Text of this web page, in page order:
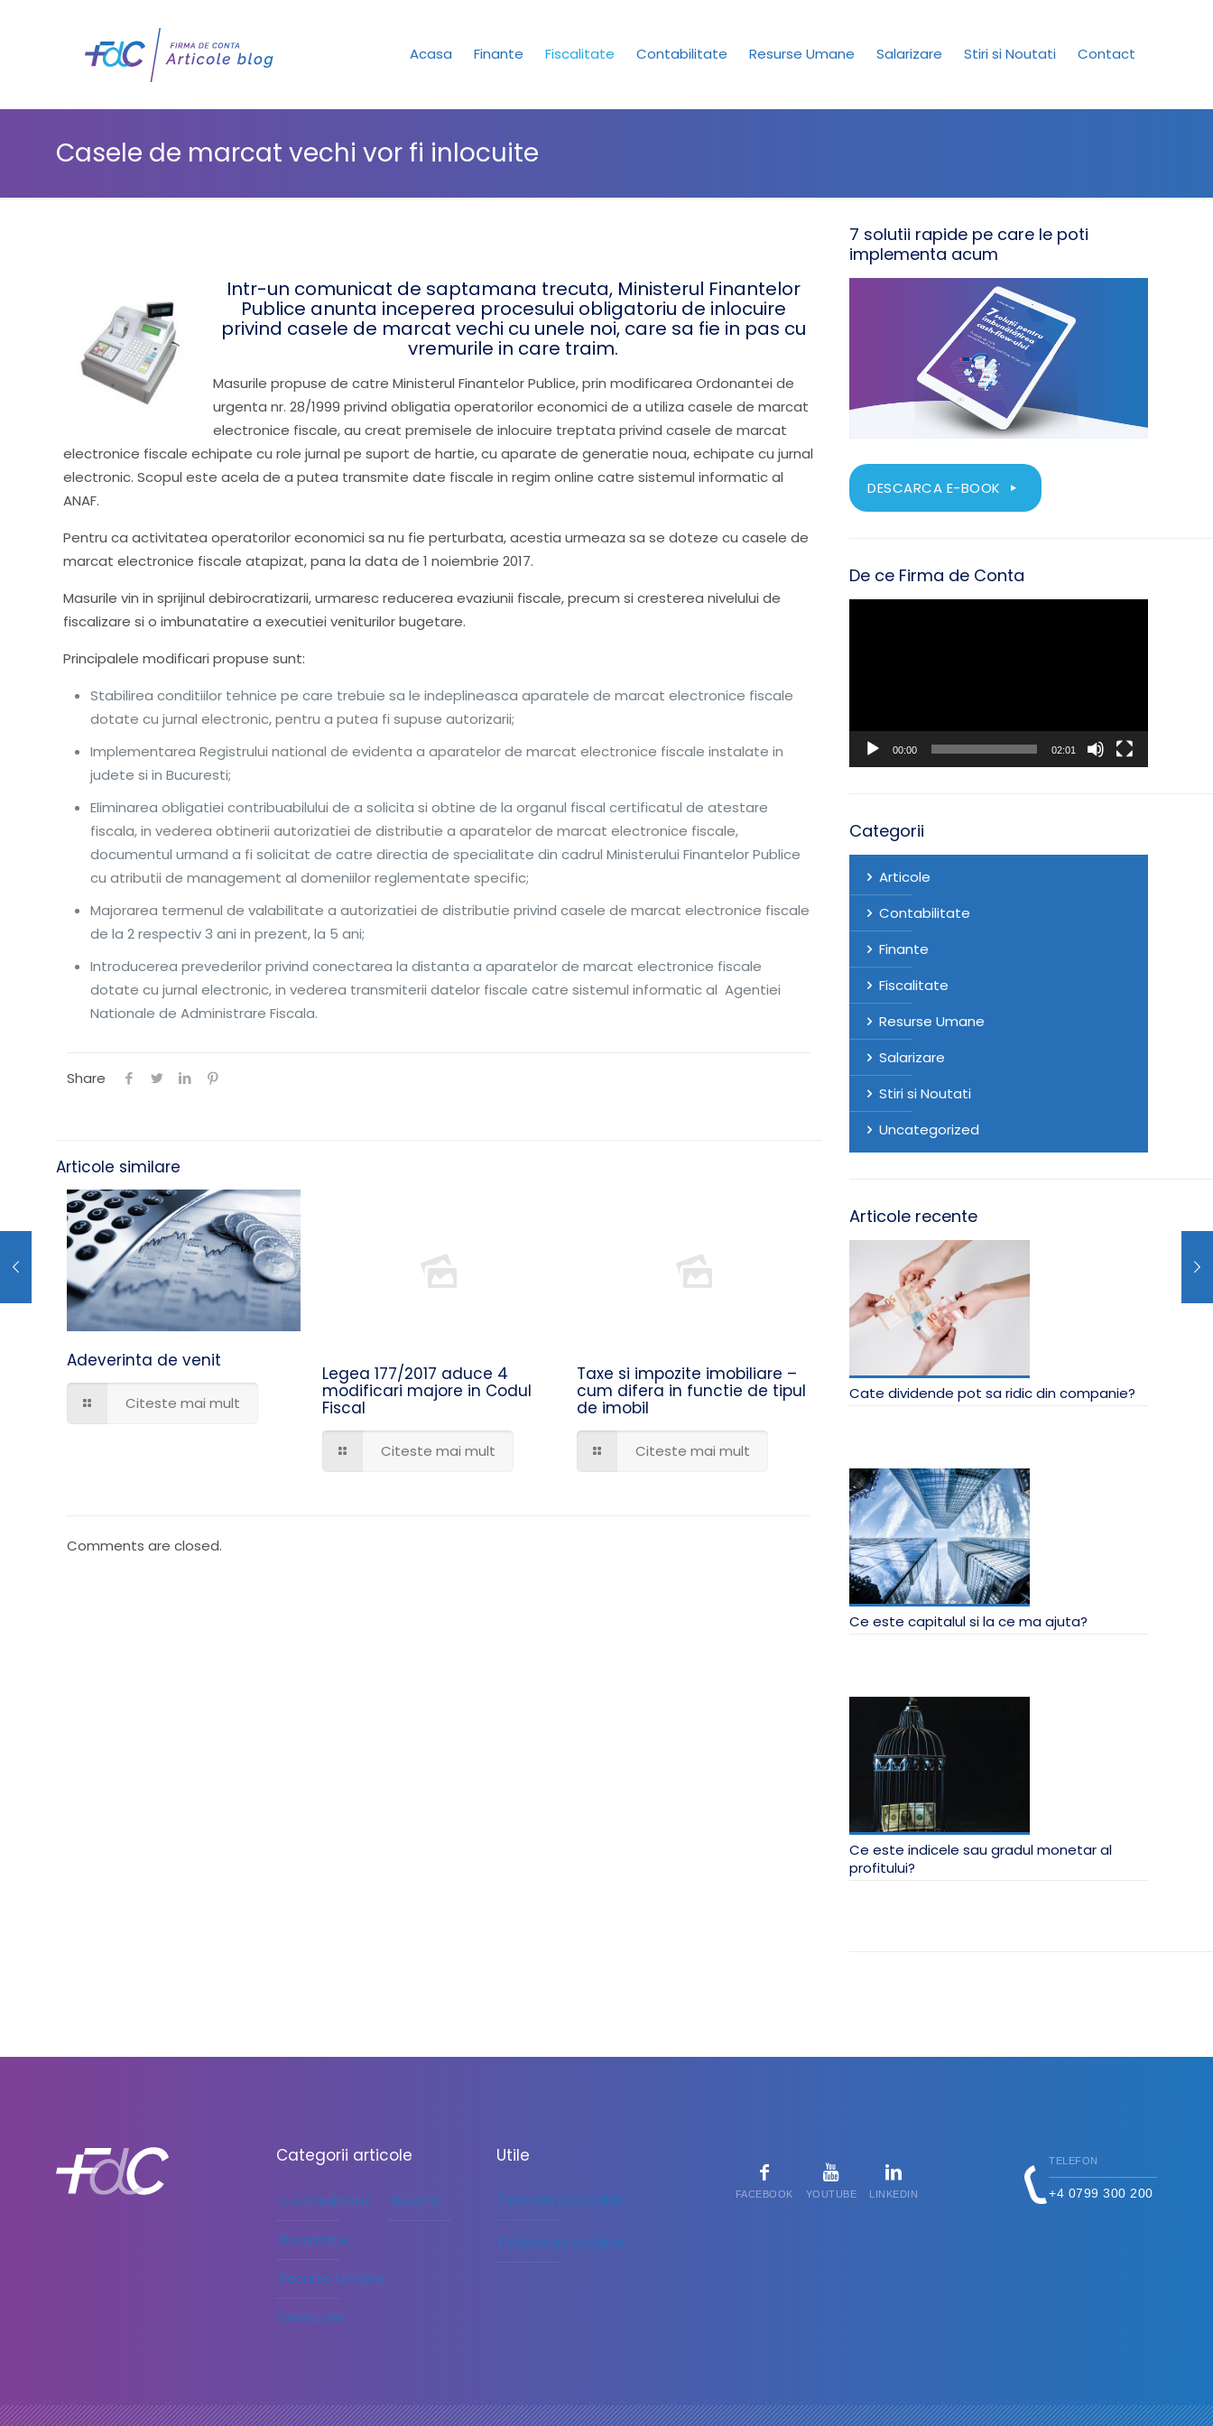
Acasa Finante Fiscalitate Contabilitate Resurse Umane Salarizare Stiri si Noutati Contact
Casele de marcat vechi vor fi inlocuite
Intr-un comunicat de saptamana trecuta, Ministerul Finantelor
Publice anunta inceperea procesului obligatoriu de inlocuire
privind casele de marcat vechi cu unele noi, care sa fie in pas cu
vremurile in care traim.
Masurile propuse de catre Ministerul Finantelor Publice, prin modificarea Ordonantei de
urgenta nr. 28/1999 privind obligatia operatorilor economici de a utiliza casele de marcat
electronice fiscale, au creat premisele de inlocuire treptata privind casele de marcat
electronice fiscale echipate cu role jurnal pe suport de hartie, cu aparate de generatie noua, echipate cu jurnal
electronic. Scopul este acela de a putea transmite date fiscale in regim online catre sistemul informatic al
ANAF.
Pentru ca activitatea operatorilor economici sa nu fie perturbata, acestia urmeaza sa se doteze cu casele de
marcat electronice fiscale atapizat, pana la data de 1 noiembrie 2017.
Masurile vin in sprijinul debirocratizarii, urmaresc reducerea evaziunii fiscale, precum si cresterea nivelului de
fiscalizare si o imbunatatire a executiei veniturilor bugetare.
Principalele modificari propuse sunt:
Stabilirea conditiilor tehnice pe care trebuie sa le indeplineasca aparatele de marcat electronice fiscale
dotate cu jurnal electronic, pentru a putea fi supuse autorizarii;
Implementarea Registrului national de evidenta a aparatelor de marcat electronice fiscale instalate in
judete si in Bucuresti;
Eliminarea obligatiei contribuabilului de a solicita si obtine de la organul fiscal certificatul de atestare
fiscala, in vederea obtinerii autorizatiei de distributie a aparatelor de marcat electronice fiscale,
documentul urmand a fi solicitat de catre directia de specialitate din cadrul Ministerului Finantelor Publice
cu atributii de management al domeniilor reglementate specific;
Majorarea termenul de valabilitate a autorizatiei de distributie privind casele de marcat electronice fiscale
de la 2 respectiv 3 ani in prezent, la 5 ani;
Introducerea prevederilor privind conectarea la distanta a aparatelor de marcat electronice fiscale
dotate cu jurnal electronic, in vederea transmiterii datelor fiscale catre sistemul informatic al Agentiei
Nationale de Administrare Fiscala.
Share
Articole similare
Adeverinta de venit
Citeste mai mult
Legea 177/2017 aduce 4
modificari majore in Codul
Fiscal
Citeste mai mult
Taxe si impozite imobiliare –
cum difera in functie de tipul
de imobil
Citeste mai mult
Comments are closed.
7 solutii rapide pe care le poti
implementa acum
DESCARCA E-BOOK
De ce Firma de Conta
00:00 02:01
Categorii
Articole
Contabilitate
Finante
Fiscalitate
Resurse Umane
Salarizare
Stiri si Noutati
Uncategorized
Articole recente
Cate dividende pot sa ridic din companie?
Ce este capitalul si la ce ma ajuta?
Ce este indicele sau gradul monetar al
profitului?
Categorii articole
Contabilitate Finante
Fiscalitate
Resurse Umane
Salarizare
Utile
Termeni si conditii
Politica de cookies
FACEBOOK YOUTUBE LINKEDIN
TELEFON
+4 0799 300 200